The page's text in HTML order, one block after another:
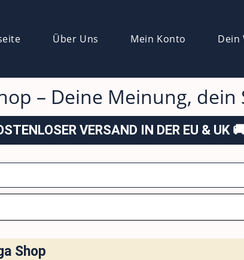
Über Uns Mein Konto Dein
– Deine Meinung, dein
VERSAND IN DER EU & UK
Shop